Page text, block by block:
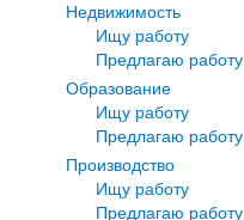
Недвижимость
Ищу работу
Предлагаю работу
Образование
Ищу работу
Предлагаю работу
Производство
Ищу работу
Предлагаю работу